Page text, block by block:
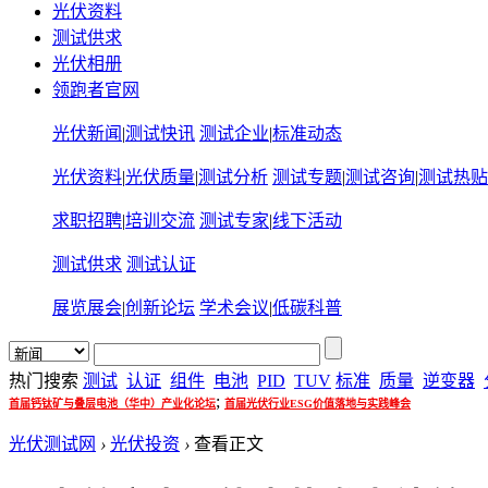
光伏资料
测试供求
光伏相册
领跑者官网
光伏新闻 |测试快讯 测试企业|标准动态
光伏资料|光伏质量|测试分析 测试专题|测试咨询|测试热贴
求职招聘|培训交流 测试专家|线下活动
测试供求 测试认证
展览展会|创新论坛 学术会议|低碳科普
热门搜索 测试 认证 组件 电池 PID TUV 标准 质量 逆变器
首届钙钛矿与叠层电池（华中）产业化论坛; 首届光伏行业ESG价值落地与实践峰会
光伏测试网 › 光伏投资 › 查看正文